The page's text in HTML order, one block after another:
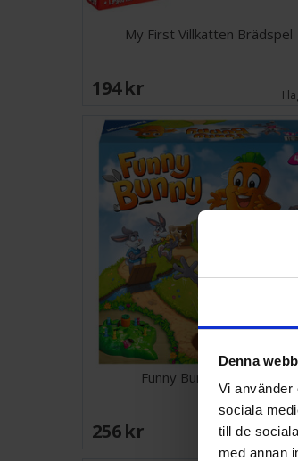
Denna
Vi använder
sociala
till de
med annan
My First Villkatten Brädspel
194 SEK I
Funny Bunny Brädspel
256 SEK I